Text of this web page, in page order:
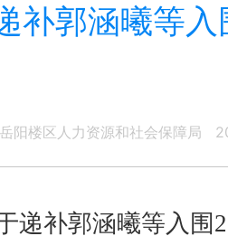
补郭涵曦等
阳楼区人力资源和社会保障局
递补郭涵曦等入围